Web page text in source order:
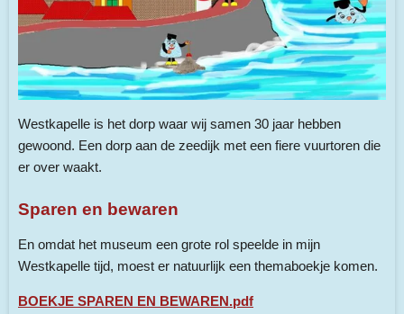
Westkapelle is het dorp waar wij samen 30 jaar hebben
gewoond. Een dorp aan de zeedijk met een fiere vuurtoren die
er over waakt.
Sparen en bewaren
En omdat het museum een grote rol speelde in mijn
Westkapelle tijd, moest er natuurlijk een themaboekje komen.
BOEKJE SPAREN EN BEWAREN.pdf